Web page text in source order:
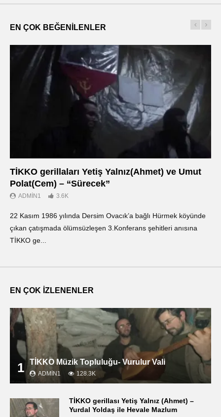
EN ÇOK BEĞENILENLER
TİKKO gerillaları Yetiş Yalnız(Ahmet) ve Umut
Polat(Cem) – “Sürecek”
ADMIN1 3.6K
22 Kasım 1986 yılında Dersim Ovacık’a bağlı Hürmek köyünde
çıkan çatışmada ölümsüzleşen 3.Konferans şehitleri anısına
TİKKO ge...
EN ÇOK İZLENENLER
1 TİKKO Müzik Topluluğu- Vurulur Vali
ADMIN1 128.3K
TİKKO gerillası Yetiş Yalnız (Ahmet) –
Yurdal Yoldaş ile Hevale Mazlum